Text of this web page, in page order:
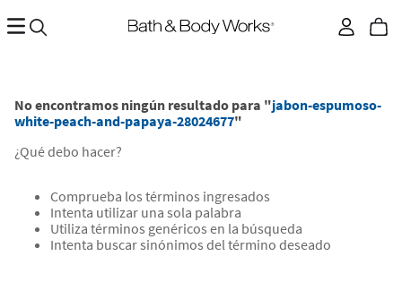
No encontramos ningún resultado para "jabon-espumoso-
white-peach-and-papaya-28024677"
¿Qué debo hacer?
Comprueba los términos ingresados
Intenta utilizar una sola palabra
Utiliza términos genéricos en la búsqueda
Intenta buscar sinónimos del término deseado